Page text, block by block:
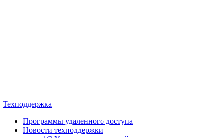
Техподдержка
Программы удаленного доступа
Новости техподдержки